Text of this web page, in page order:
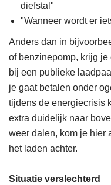
diefstal"
"Wanneer wordt er
Anders dan in
of benzinepomp, krijg je
bij een publieke
je gaat betalen onder
tijdens de energiecrisis
extra duidelijk naar
weer dalen, kom je hier
het laden achter.
Situatie verslechterd